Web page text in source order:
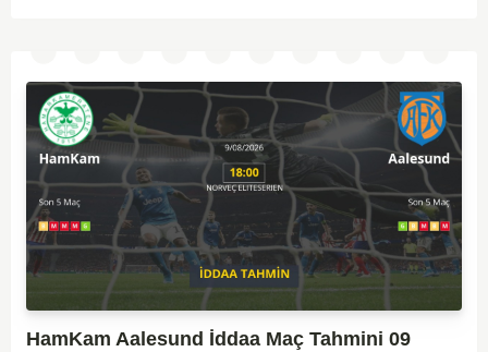
HamKam Aalesund İddaa Maç Tahmini 09